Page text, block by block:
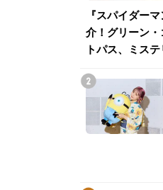
『スパイダー
介！グリーン
トパス、ミス